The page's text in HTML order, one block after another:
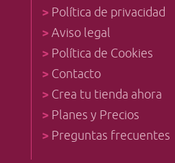
> Política de privacidad
>Aviso legal
> Política de Cookies
> Contacto
> Crea tu tienda ahora
> Planes y Precios
> Preguntas frecuentes